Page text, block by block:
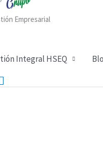
Empresarial
Integral HSEQ